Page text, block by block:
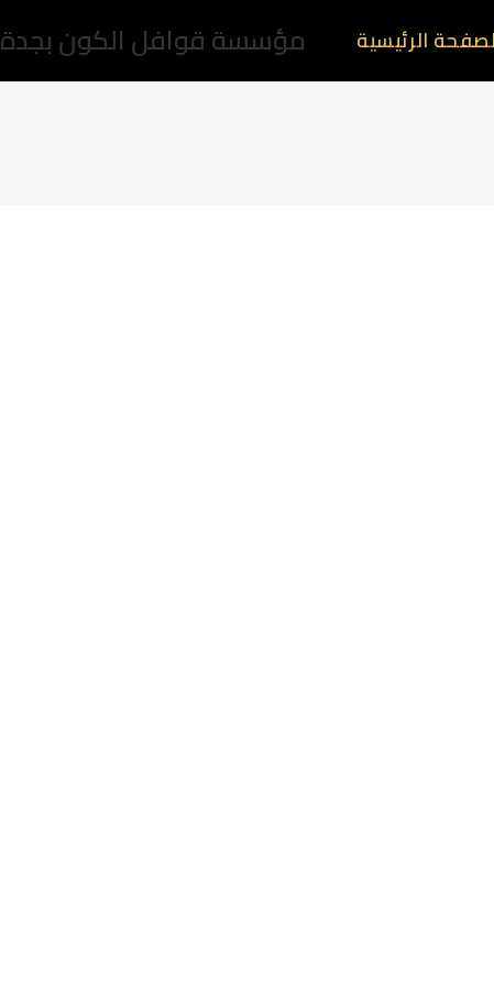
مؤسسة قوافل الكون بجدة الرئيسية